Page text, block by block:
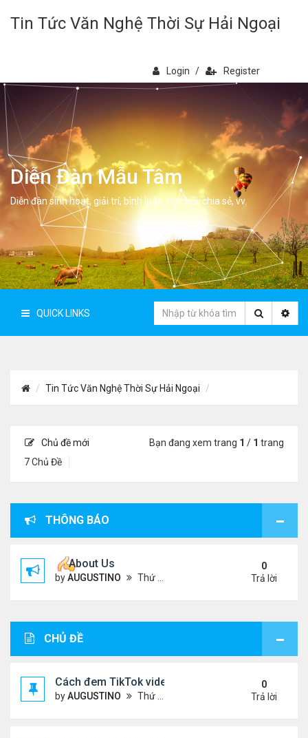
Tin Tức Văn Nghệ Thời Sự Hải Ngoại
Login / Register
Diễn Đàn Mẫu Tâm
Diễn đàn sinh hoạt, giải trí, bình luân, học hỏi, chia sẻ, vv.
QUICK LINKS
Tin Tức Văn Nghệ Thời Sự Hải Ngoại
Chủ đề mới
7 Chủ Đề
Bạn đang xem trang 1 / 1 trang
THÔNG BÁO
About Us
byAUGUSTINO Thứ 4 Tháng 10 07, 2020 4:27 pm
0
Trả lời
CHỦ ĐỀ
Cách đem TikTok video vào diễn đàn
byAUGUSTINO Thứ 4 Tháng 11 11, 2020 11:44 am
0
Trả lời